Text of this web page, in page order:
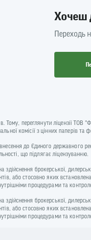
Хочеш
Переходь
Тому, переглянути ліцензії
комісії з цінних паперів та
до Єдиного державного
що підлягає ліцензуванню.
брокерської,
або стосовно яких
процедурами та
брокерської,
або стосовно яких
процедурами та